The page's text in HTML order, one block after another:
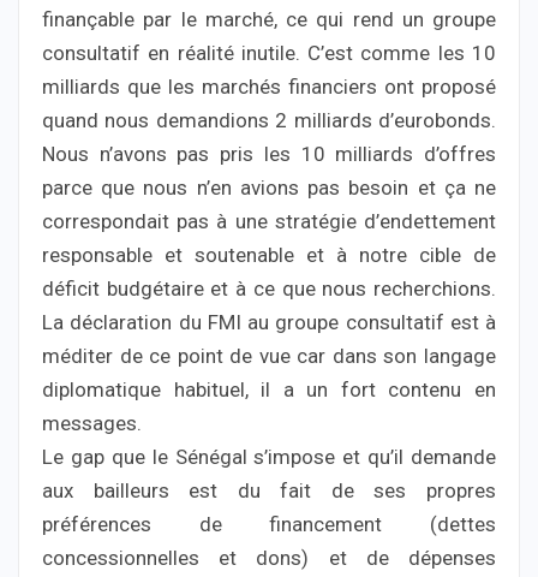
finançable par le marché, ce qui rend un groupe
consultatif en réalité inutile. C’est comme les 10
milliards que les marchés financiers ont proposé
quand nous demandions 2 milliards d’eurobonds.
Nous n’avons pas pris les 10 milliards d’offres
parce que nous n’en avions pas besoin et ça ne
correspondait pas à une stratégie d’endettement
responsable et soutenable et à notre cible de
déficit budgétaire et à ce que nous recherchions.
La déclaration du FMI au groupe consultatif est à
méditer de ce point de vue car dans son langage
diplomatique habituel, il a un fort contenu en
messages.
Le gap que le Sénégal s’impose et qu’il demande
aux bailleurs est du fait de ses propres
préférences de financement (dettes
concessionnelles et dons) et de dépenses